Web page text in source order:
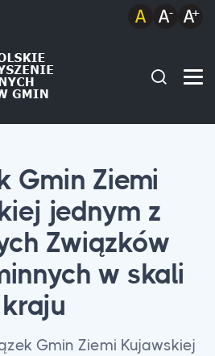
Gmin Ziemi
jednym z
Związków
w skali
kraju
Gmin Ziemi Kujawskiej